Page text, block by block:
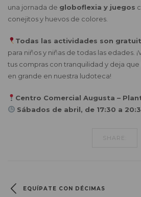
una jornada de globoflexia y juegos
conejitos y huevos de colores.
Todas las actividades son
para niños y niñas de todas las edades.
tus compras con tranquilidad y deja
en grande en nuestra ludoteca!
Centro Comercial Augusta –
Sábados de abril, de 17:30 a
SHARE:
EQUÍPATE CON DÉCIMAS